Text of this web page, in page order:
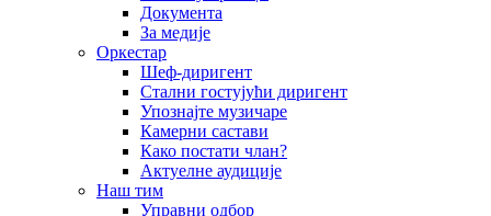
Документа
За медије
Оркестар
Шеф-диригент
Стални гостујући диригент
Упознајте музичаре
Камерни састави
Како постати члан?
Актуелне аудиције
Наш тим
Управни одбор